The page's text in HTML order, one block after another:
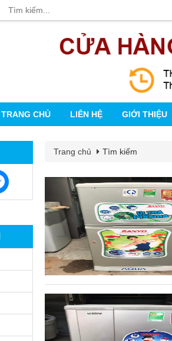
TRANG CHỦ LIÊN HỆ GIỚI THIỆU
Trang chủ Tìm kiếm